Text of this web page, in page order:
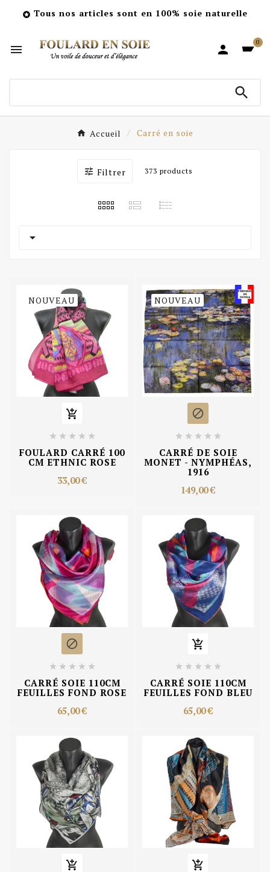
 Tous nos articles sont en 100% soie naturelle
 
0

Accueil Carré en soie
 Filtrer 373 products

NOUVEAU

    
FOULARD CARRÉ 100
CM ETHNIC ROSE
33,00 €
NOUVEAU

    
CARRÉ DE SOIE
MONET - NYMPHÉAS,
1916
149,00 €

    
CARRÉ SOIE 110CM
FEUILLES FOND ROSE
65,00 €

    
CARRÉ SOIE 110CM
FEUILLES FOND BLEU
65,00 €
 